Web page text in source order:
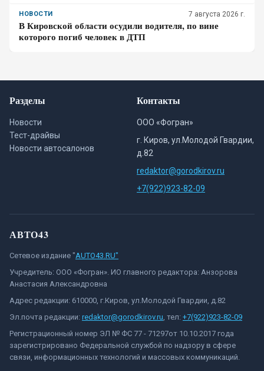
НОВОСТИ 7 августа 2026 г.
В Кировской области осудили водителя, по вине
которого погиб человек в ДТП
Разделы
Новости
Тест-драйвы
Новости автосалонов
Контакты
ООО «Фогран»
г. Киров, ул.Молодой Гвардии,
д.82
redaktor@gorodkirov.ru
+7(922)923-82-09
АВТО43
Сетевое издание "AUTO43.RU"
Учредитель: ООО «Фогран». ИО главного редактора: Анзорова
Анастасия Александровна
Адрес редакции: 610000, г.Киров, ул.Молодой Гвардии, д.82
Эл.почта редакции: redaktor@gorodkirov.ru, тел: +7(922)923-82-09
Регистрационный номер ЭЛ № ФС 77 - 71297от 10.10.2017 года
зарегистрировано Федеральной службой по надзору в сфере
связи, информационных технологий и массовых коммуникаций.